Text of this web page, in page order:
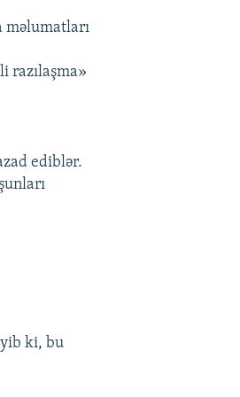
məlumatları
razılaşma»
ediblər.
ki, bu